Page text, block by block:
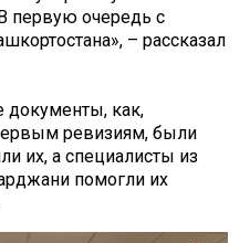
первую очередь с
– рассказал
документы, как,
ревизиям, были
их, а специалисты из
помогли их